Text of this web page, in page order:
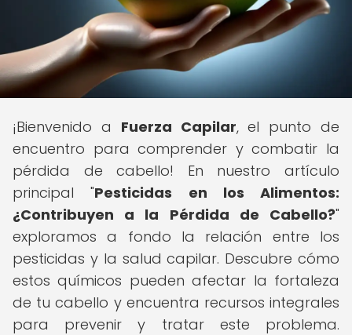
¡Bienvenido a Fuerza Capilar, el punto de
encuentro para comprender y combatir la
pérdida de cabello! En nuestro artículo
principal "Pesticidas en los Alimentos:
¿Contribuyen a la Pérdida de Cabello?"
exploramos a fondo la relación entre los
pesticidas y la salud capilar. Descubre cómo
estos químicos pueden afectar la fortaleza
de tu cabello y encuentra recursos integrales
para prevenir y tratar este problema.